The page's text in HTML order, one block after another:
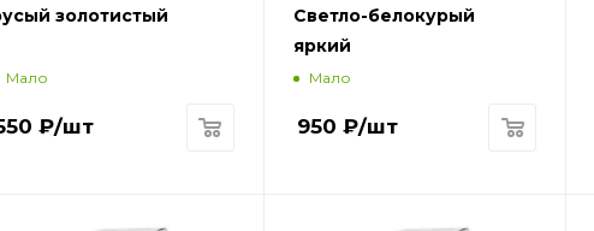
золотистый
Мало
₽/шт
Светло-белокурый
яркий
Мало
950 ₽/шт